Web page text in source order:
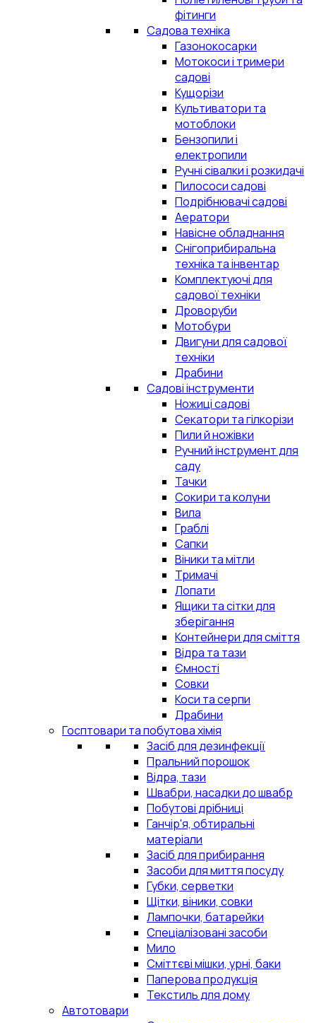
фітинги
Садова техніка
Газонокосарки
Мотокоси і тримери
садові
Кущорізи
Культиватори та
мотоблоки
Бензопили і
електропили
Ручні сівалки і розкидачі
Пилососи садові
Подрібнювачі садові
Аератори
Навісне обладнання
Снігоприбиральна
техніка та інвентар
Комплектуючі для
садової техніки
Дроворуби
Мотобури
Двигуни для садової
техніки
Драбини
Садові інструменти
Ножиці садові
Секатори та гілкорізи
Пили й ножівки
Ручний інструмент для
саду
Тачки
Сокири та колуни
Вила
Граблі
Сапки
Віники та мітли
Тримачі
Лопати
Ящики та сітки для
зберігання
Контейнери для сміття
Відра та тази
Ємності
Совки
Коси та серпи
Драбини
Госптовари та побутова хімія
Засіб для дезинфекції
Пральний порошок
Відра, тази
Швабри, насадки до швабр
Побутові дрібниці
Ганчір'я, обтиральні
матеріали
Засіб для прибирання
Засоби для миття посуду
Губки, серветки
Щітки, віники, совки
Лампочки, батарейки
Спеціалізовані засоби
Мило
Сміттєві мішки, урні, баки
Паперова продукція
Текстиль для дому
Автотовари